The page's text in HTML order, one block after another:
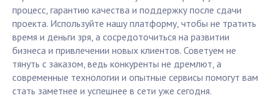
процесс, гарантию качества и поддержку после сдачи
проекта. Используйте нашу платформу, чтобы не тратить
время и деньги зря, а сосредоточиться на развитии
бизнеса и привлечении новых клиентов. Советуем не
тянуть с заказом, ведь конкуренты не дремлют, а
современные технологии и опытные сервисы помогут вам
стать заметнее и успешнее в сети уже сегодня.